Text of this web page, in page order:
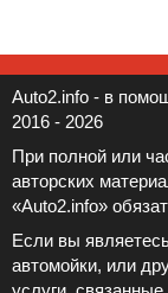
Auto2.info - в
2016 - 2026
При полной или
авторских
«Auto2.info»
Если вы
автомойки, или